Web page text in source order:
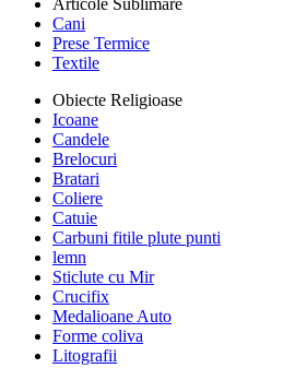
Articole Sublimare
Cani
Prese Termice
Textile
Obiecte Religioase
Icoane
Candele
Brelocuri
Bratari
Coliere
Catuie
Carbuni fitile plute punti
lemn
Sticlute cu Mir
Crucifix
Medalioane Auto
Forme coliva
Litografii